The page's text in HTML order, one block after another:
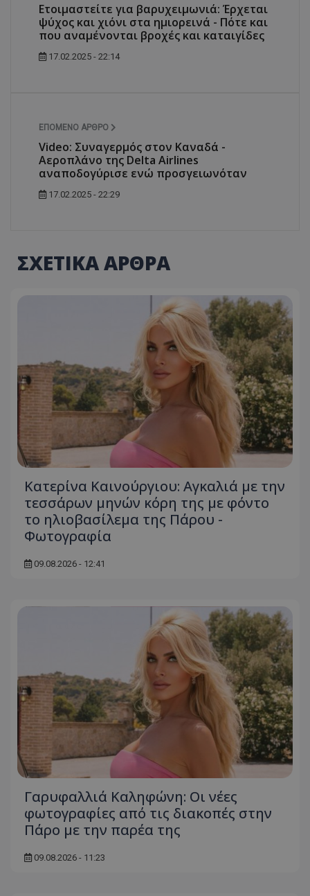
Ετοιμαστείτε για βαρυχειμωνιά: Έρχεται
ψύχος και χιόνι στα ημιορεινά - Πότε και
που αναμένονται βροχές και καταιγίδες
17.02.2025 - 22:14
ΕΠΌΜΕΝΟ ΆΡΘΡΟ
Video: Συναγερμός στον Καναδά -
Αεροπλάνο της Delta Airlines
αναποδογύρισε ενώ προσγειωνόταν
17.02.2025 - 22:29
ΣΧΕΤΙΚΑ ΑΡΘΡΑ
Κατερίνα Καινούργιου: Αγκαλιά με την
τεσσάρων μηνών κόρη της με φόντο
το ηλιοβασίλεμα της Πάρου -
Φωτογραφία
09.08.2026 - 12:41
Γαρυφαλλιά Καληφώνη: Οι νέες
φωτογραφίες από τις διακοπές στην
Πάρο με την παρέα της
09.08.2026 - 11:23